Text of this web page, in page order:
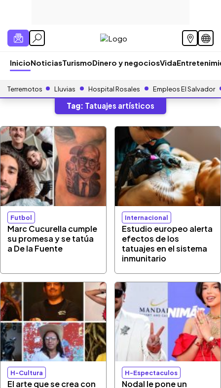
InicioNoticiasTurismoDinero y negociosVida
Terremotos Lluvias Hospital Rosales Empleos El Salvador
Tag: Tatuajes artísticos
Futbol
Marc Cucurella cumple
su promesa y se tatúa
a De la Fuente
Internacional
Estudio europeo alerta
efectos de los
tatuajes en el sistema
inmunitario
H-Cultura
El arte que se crea con
H-Espectaculos
Nodal le pone un